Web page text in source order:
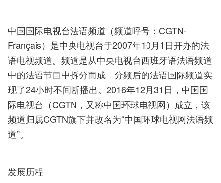
中国国际电视台法语频道（频道呼号：CGTN-
Français）是中央电视台于2007年10月1日开办的法
语电视频道。频道是从中央电视台西班牙语法语频道
中的法语节目中拆分而成，分频后的法语国际频道实
现了24小时不间断播出。 2016年12月31日，中国国
际电视台（CGTN，又称中国环球电视网）成立，该
频道归属CGTN旗下并改名为“中国环球电视网法语频
道”。
发展历程